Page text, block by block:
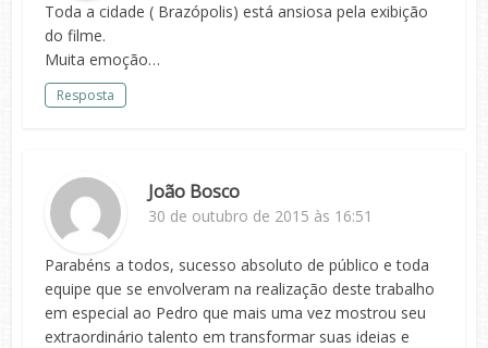
Toda a cidade ( Brazópolis) está ansiosa pela exibição
do filme.
Muita emoção…
Resposta
João Bosco
30 de outubro de 2015 às 16:51
Parabéns a todos, sucesso absoluto de público e toda
equipe que se envolveram na realização deste trabalho
em especial ao Pedro que mais uma vez mostrou seu
extraordinário talento em transformar suas ideias e